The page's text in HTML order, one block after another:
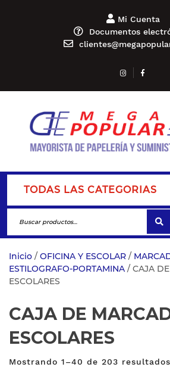
Mi Cuenta
Documentos
TODAS LAS CATEGORIAS
Inicio / OFICINA Y ESCOLAR /
ESTILOGRAFO-PORTAMINA / CAJA
ESCOLARES
CAJA DE
ESCOLARES
Mostrando 1–40 de 203 resultados